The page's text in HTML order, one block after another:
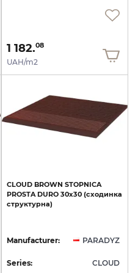
1 182.08
UAH/m2
CLOUD BROWN STOPNICA
PROSTA DURO 30х30 (сходинка
структурна)
Manufacturer: PARADYZ
Series: CLOUD